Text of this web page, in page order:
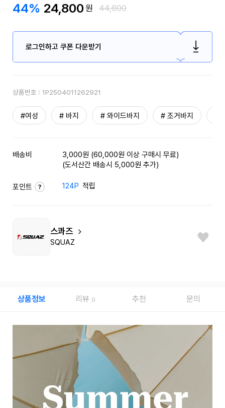
44% 24,800원 44,800
로그인하고 쿠폰 다운받기
상품번호 : 1P2504011262921
#여성 # 바지 # 와이드바지 # 조거바지
배송비
3,000원 (60,000원 이상 구매시 무료)
(도서산간 배송시 5,000원 추가)
포인트 124P 적립
스콰즈
SQUAZ
상품정보 리뷰 0 추천 문의